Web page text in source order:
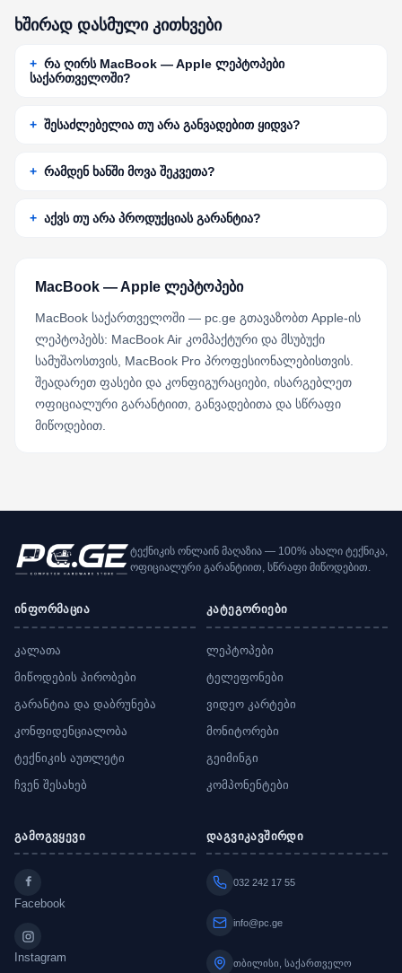
ხშირად დასმული კითხვები
რა ღირს MacBook — Apple ლეპტოპები
საქართველოში?
შესაძლებელია თუ არა განვადებით ყიდვა?
რამდენ ხანში მოვა შეკვეთა?
აქვს თუ არა პროდუქციას გარანტია?
MacBook — Apple ლეპტოპები
MacBook საქართველოში — pc.ge გთავაზობთ Apple-ის
ლეპტოპებს: MacBook Air კომპაქტური და მსუბუქი
სამუშაოსთვის, MacBook Pro პროფესიონალებისთვის.
შეადარეთ ფასები და კონფიგურაციები, ისარგებლეთ
ოფიციალური გარანტიით, განვადებითა და სწრაფი
მიწოდებით.
ტექნიკის ონლაინ მაღაზია — 100% ახალი ტექნიკა,
ოფიციალური გარანტიით, სწრაფი მიწოდებით.
ინფორმაცია
კალათა
მიწოდების პირობები
გარანტია და დაბრუნება
კონფიდენციალობა
ტექნიკის აუთლეტი
ჩვენ შესახებ
კატეგორიები
ლეპტოპები
ტელეფონები
ვიდეო კარტები
მონიტორები
გეიმინგი
კომპონენტები
გამოგვყევი
Facebook
Instagram
დაგვიკავშირდი
032 242 17 55
info@pc.ge
თბილისი, საქართველო